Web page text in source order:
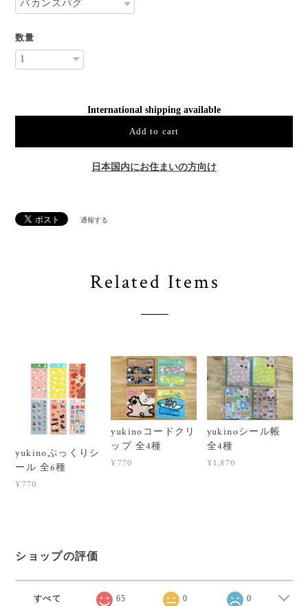
数量
International shipping available
Add to cart
日本国内にお住まいの方向け
通報する
Related Items
yukinoぷっくりシ
ール 全6種
¥770
yukinoコードクリ
ップ 全4種
¥770
yukinoシール帳
全4種
¥1,870
ショップの評価
すべて 65 0 0